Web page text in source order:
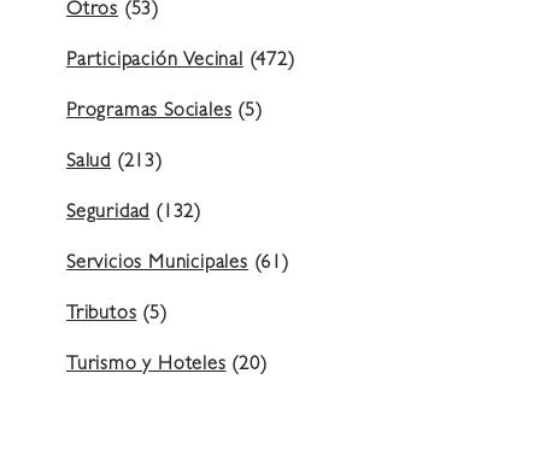
Otros (53)
Participación Vecinal(472)
Programas Sociales(5)
Salud (213)
Seguridad(132)
Servicios Municipales(61)
Tributos(5)
Turismo y Hoteles(20)